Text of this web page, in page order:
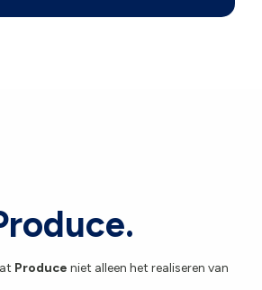
Produce niet alleen het realiseren van